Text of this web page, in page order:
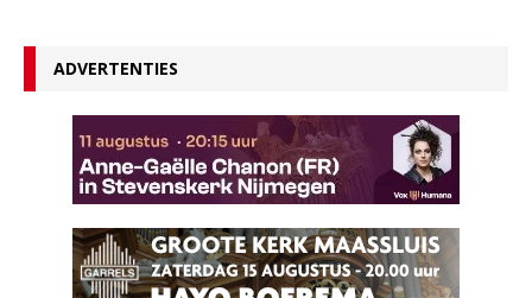
ADVERTENTIES